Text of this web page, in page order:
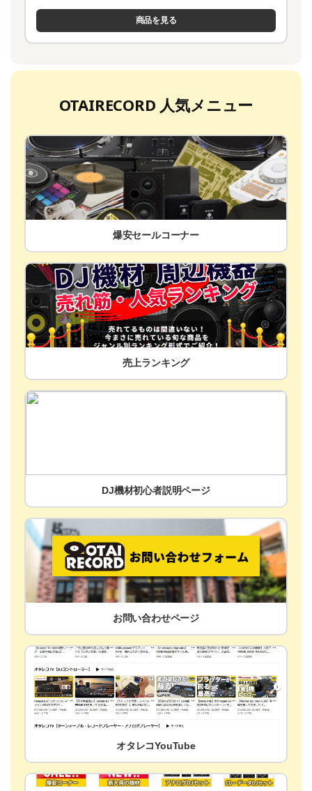
商品を見る
OTAIRECORD 人気メニュー
爆安セールコーナー
売上ランキング
DJ機材初心者説明ページ
お問い合わせページ
オタレコYouTube